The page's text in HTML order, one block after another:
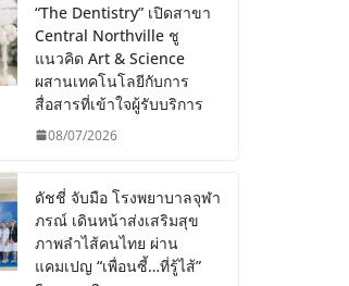
“The Dentistry” เปิดสาขา
Central Northville ชู
แนวคิด Art & Science
ผสานเทคโนโลยีกับการ
สื่อสารที่เข้าใจผู้รับบริการ
08/07/2026
ดัชชี่ จับมือ โรงพยาบาลจุฬา
ภรณ์ เดินหน้าส่งเสริมสุข
ภาพลำไส้คนไทย ผ่าน
แคมเปญ “เพื่อนซี้…ที่รู้ไส้”